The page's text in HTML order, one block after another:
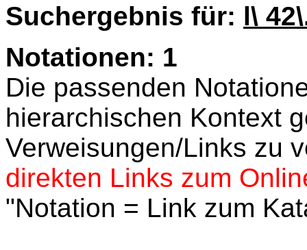
Suchergebnis für: l\
Notationen: 1
Die passenden
hierarchischen Kontext
Verweisungen/Links zu
direkten Links zum
"Notation = Link zum